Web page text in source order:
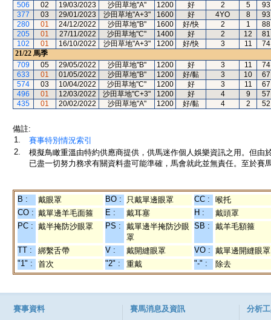
506
02 19/03/2023 沙田草地"A" 1200 好 2 5
93
377
03 29/01/2023 沙田草地"A+3" 1600 好 4YO 8
93
280
01 24/12/2022 沙田草地"B" 1600 好/快 2 1
88
205
01 27/11/2022 沙田草地"C" 1400 好 2 12
81
102
01 16/10/2022 沙田草地"A+3" 1200 好/快 3 11
74
21/22 馬季
709
05 29/05/2022 沙田草地"B" 1200 好 3 11
74
633
01 01/05/2022 沙田草地"B" 1200 好/黏 3 10
67
574
03 10/04/2022 沙田草地"C" 1200 好 3 11
67
496
01 12/03/2022 沙田草地"C+3" 1200 好 4 9
57
435
01 20/02/2022 沙田草地"A" 1200 好/黏 4 2 52
備註:
1.
賽事特別情況索引
2.
模擬鳥瞰重溫由特約供應商提供，供馬迷作個人娛樂資訊之用。但
已盡一切努力務求有關資料盡可能準確，馬會就此並無責任。至於賽
B : 戴眼罩 BO : 只戴單邊眼罩 CC :
喉托
CO : 戴單邊羊毛面箍 E : 戴耳塞 H :
戴頭罩
PC : 戴半掩防沙眼罩 PS :
戴單邊半掩防沙眼
罩
SB : 戴羊毛額箍
TT : 綁繫舌帶 V : 戴開縫眼罩 VO : 戴單邊開縫眼罩
"1" :
首次 "2" : 重戴 "-" : 除去
賽事資料 賽馬消息及資訊 分析